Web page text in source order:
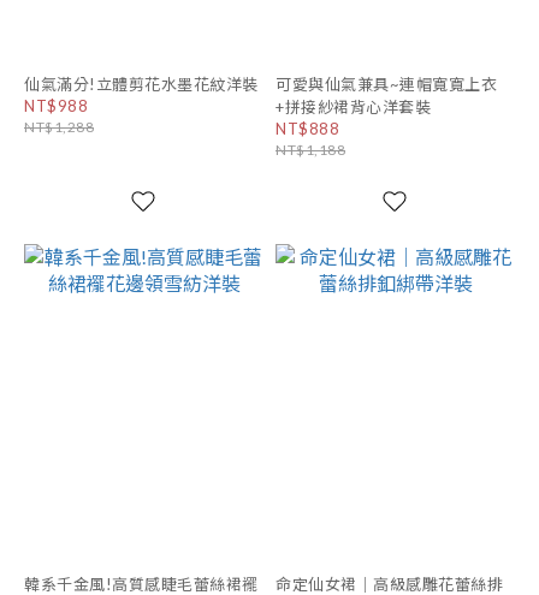
仙氣滿分!立體剪花水墨花紋洋裝
NT$988
NT$1,288
可愛與仙氣兼具~連帽寬寬上衣
+拼接紗裙背心洋套裝
NT$888
NT$1,188
韓系千金風!高質感睫毛蕾絲裙襬
命定仙女裙｜高級感雕花蕾絲排